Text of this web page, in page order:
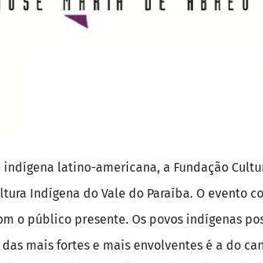
latino-americana, a Fundação
Indígena do Vale do Paraíba. O evento
o público presente. Os povos indígenas
mais fortes e mais envolventes é a do